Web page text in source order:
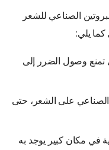
الصناعي للشعر
يلي:
وصول الضرر إلى
الصناعي على الشعر، حتى
في مكان كبير يوجد به